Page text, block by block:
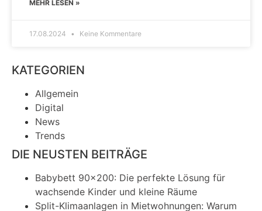
MEHR LESEN »
17.08.2024 Keine Kommentare
KATEGORIEN
Allgemein
Digital
News
Trends
DIE NEUSTEN BEITRÄGE
Babybett 90×200: Die perfekte Lösung für
wachsende Kinder und kleine Räume
Split-Klimaanlagen in Mietwohnungen: Warum